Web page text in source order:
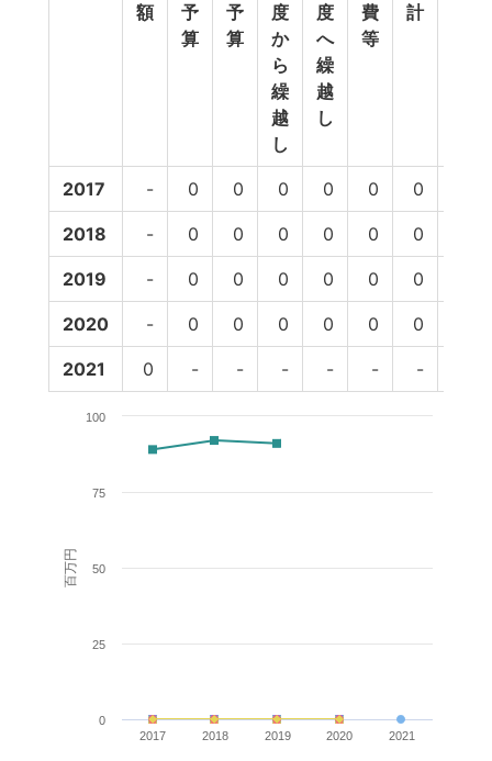
額
予
算
予
算
度
か
ら
繰
越
し
度
へ
繰
越
し
費
等
計
2017 - 0 0 0 0 0 0
2018 - 0 0 0 0 0 0
2019 - 0 0 0 0 0 0
2020 - 0 0 0 0 0 0
2021 0 - - - - - -
百万円
2017 2018 2019 2020 2021
0
25
50
75
100